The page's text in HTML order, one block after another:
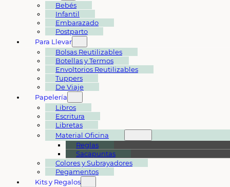
Bebés
Infantil
Embarazado
Postparto
Para Llevar
Bolsas Reutilizables
Botellas y Termos
Envoltorios Reutilizables
Tuppers
De Viaje
Papelería
Libros
Escritura
Libretas
Material Oficina
Reglas
Sacapuntas
Colores y Subrayadores
Pegamentos
Kits y Regalos